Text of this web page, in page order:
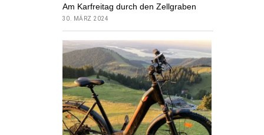
Am Karfreitag durch den Zellgraben
30. MÄRZ 2024